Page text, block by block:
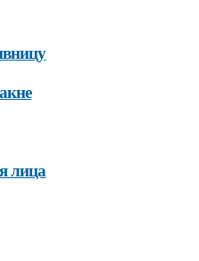
лица